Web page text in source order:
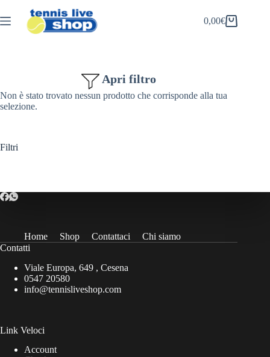
al
contenuto
Carrello
0,00€
Apri filtro
Non è stato trovato nessun prodotto che corrisponde alla tua
selezione.
Filtri
Home Shop Contattaci
Chi siamo
Contatti
Viale Europa, 649 , Cesena
0547 20580
info@tennisliveshop.com
Link Veloci
Account